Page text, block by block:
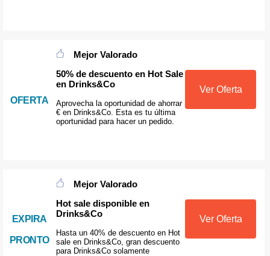
OFERTA
Mejor Valorado
50% de descuento en Hot Sale
en Drinks&Co
Aprovecha la oportunidad de ahorrar
€ en Drinks&Co. Esta es tu última
oportunidad para hacer un pedido.
Ver Oferta
EXPIRA
PRONTO
Mejor Valorado
Hot sale disponible en
Drinks&Co
Hasta un 40% de descuento en Hot
sale en Drinks&Co, gran descuento
para Drinks&Co solamente
Ver Oferta